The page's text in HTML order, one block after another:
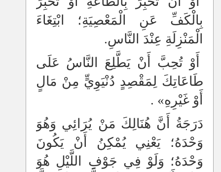
بِالْكَفِّ عَنِ الْمَعْصِيَةِ؛ ابْتِغَاءَ
الْمَنْزِلَةِ عِنْدَ النَّاسِ.
أَوْ تُحِبَّ أَنْ يَطَّلِعَ النَّاسُ عَلَى
طَاعَاتِكَ لِمَقْصِدٍ دُنْيَوِيٍّ مِنْ مَالٍ
أَوْ غَيْرِهِ» .
دَرَجَةُ أَنَّ هُنَالِكَ مَنْ يُرَائِي وَهُوَ
وَحْدَهُ؛ يَعْنِي يُمْكِنُ أَنْ يَكُونَ
وَحْدَهُ؛ وَلَوْ فِي جَوْفِ اللَّيْلِ هُوَ